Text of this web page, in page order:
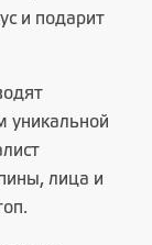
и подарит
уникальной
лица и